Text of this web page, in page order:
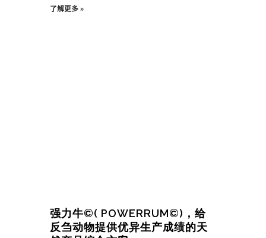
了解更多 »
强力牛©( POWERRUM©)，给
反刍动物提供优异生产成绩的天